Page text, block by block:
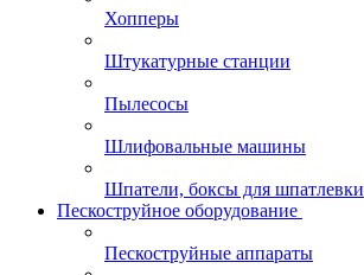
Хопперы
Штукатурные станции
Пылесосы
Шлифовальные машины
Шпатели, боксы для шпатлевки
Пескоструйное оборудование
Пескоструйные аппараты